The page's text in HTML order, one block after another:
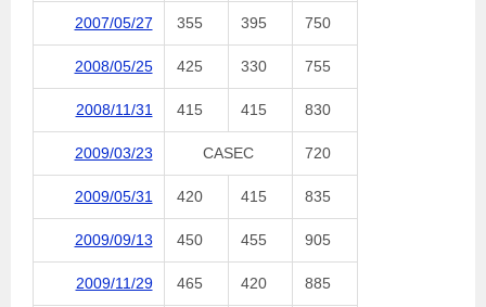
2007/05/27 355 395 750
2008/05/25 425 330 755
2008/11/31 415 415 830
2009/03/23 CASEC 720
2009/05/31 420 415 835
2009/09/13 450 455 905
2009/11/29 465 420 885